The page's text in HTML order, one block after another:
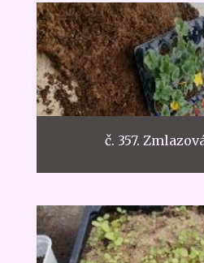
č. 357.